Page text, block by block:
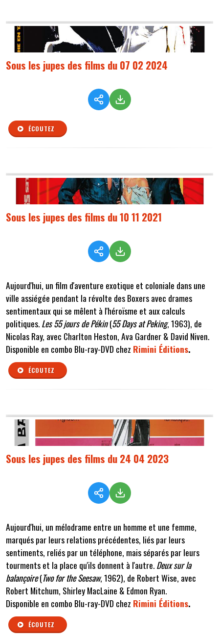
Sous les jupes des films du 07 02 2024
ÉCOUTEZ
Sous les jupes des films du 10 11 2021
Aujourd'hui, un film d'aventure exotique et coloniale dans une
ville assiégée pendant la révolte des Boxers avec drames
sentimentaux qui se mêlent à l'héroïsme et aux calculs
politiques.Les 55 jours de Pékin(55 Days at Peking, 1963), de
Nicolas Ray, avec Charlton Heston, Ava Gardner & David Niven.
Disponible en combo Blu-ray-DVD chez Rimini Éditions.
ÉCOUTEZ
Sous les jupes des films du 24 04 2023
Aujourd'hui, un mélodrame entre un homme et une femme,
marqués par leurs relations précédentes, liés par leurs
sentiments, reliés par un téléphone, mais séparés par leurs
tourments et la place qu'ils donnent à l'autre.Deux sur la
balançoire(Two for the Seesaw, 1962), de Robert Wise, avec
Robert Mitchum, Shirley MacLaine & Edmon Ryan.
Disponible en combo Blu-ray-DVD chez Rimini Éditions.
ÉCOUTEZ